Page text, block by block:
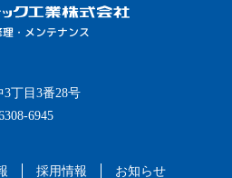
・メンテナンス
丁目3番28号
6945
採用情報 お知らせ